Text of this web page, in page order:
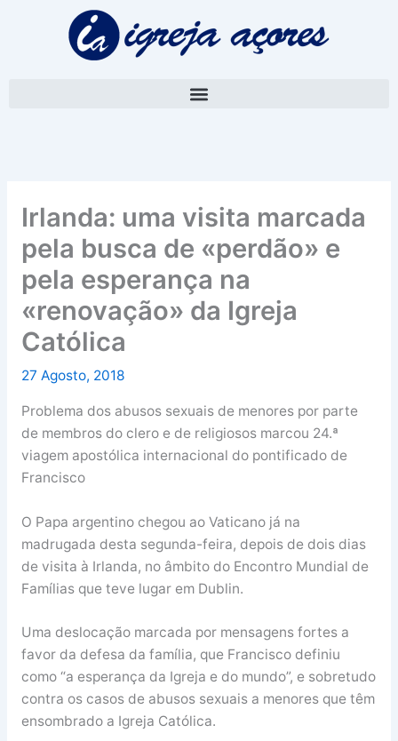
Irlanda: uma visita marcada
pela busca de «perdão» e
pela esperança na
«renovação» da Igreja
Católica
27 Agosto, 2018
Problema dos abusos sexuais de menores por parte
de membros do clero e de religiosos marcou 24.ª
viagem apostólica internacional do pontificado de
Francisco
O Papa argentino chegou ao Vaticano já na
madrugada desta segunda-feira, depois de dois dias
de visita à Irlanda, no âmbito do Encontro Mundial de
Famílias que teve lugar em Dublin.
Uma deslocação marcada por mensagens fortes a
favor da defesa da família, que Francisco definiu
como “a esperança da Igreja e do mundo”, e sobretudo
contra os casos de abusos sexuais a menores que têm
ensombrado a Igreja Católica.